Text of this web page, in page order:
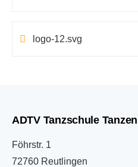
logo-12.svg
ADTV Tanzschule
Föhrstr. 1
72760 Reutlingen